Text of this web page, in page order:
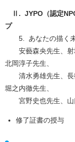
Ⅱ. JYPO（認定
プ
5. あなたの描く未
安藝森央先生、射
北岡淳子先生、
清水勇雄先生、長
堀之内徹先生、
宮野史也先生、山
修了証書の授与